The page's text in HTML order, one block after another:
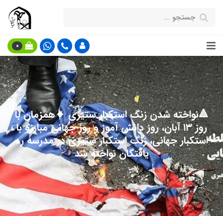
0
🔺نواخته شدن زنگ استکبار ستیزی 🔹همزمان با
روز ۱۳ آبان، روز دانش آموز و روز جهانی مبارزه با
استکبار جهانی، زنگ استکبار ستیزی در مدرسه ره
یافتگان نواخته شد